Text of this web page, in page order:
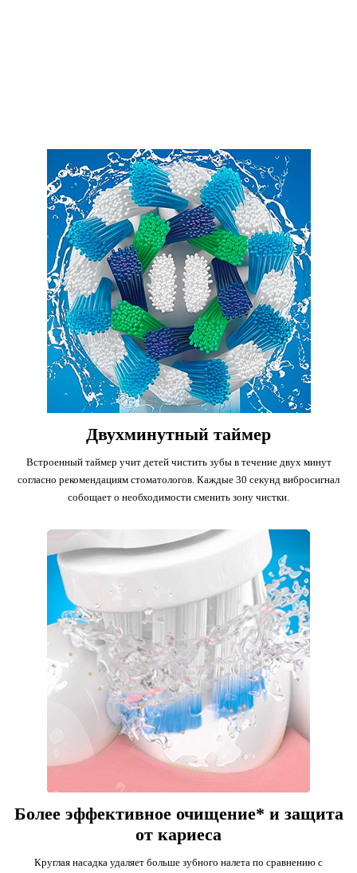
Двухминутный таймер
Встроенный таймер учит детей чистить зубы в течение двух минут
согласно рекомендациям стоматологов. Каждые 30 секунд вибросигнал
собощает о необходимости сменить зону чистки.
Более эффективное очищение* и защита
от кариеса
Круглая насадка удаляет больше зубного налета по сравнению с